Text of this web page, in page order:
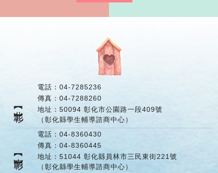
業輔導人員協助國民中小學處理嚴重心理適應與行為偏
降低學生情緒、認知與外在行為等適應困難問題，並協
助學校輔導工作團隊之運作，提供老師 與家長專業諮詢
服務，建立完備的輔導體系以維護與促進學生的身心健
初，即以推動「專業輔導人員參與學校輔導工作」為重
點，94年度9月至 95年度以區域方式進行，至96年度開
始，以駐點學校方式正式推行全縣。97年度籌備「國民
中小學學生心理諮商中心」
電話： 04-7285236
傳真： 04-7288260
地址： 50094 彰化市公園路一段409號
（彰化縣學生輔導諮商中心）
電話： 04-8360430
傳真： 04-8360445
地址： 51044 彰化縣員林市三民東街221號
（彰化縣學生輔導諮商中心）